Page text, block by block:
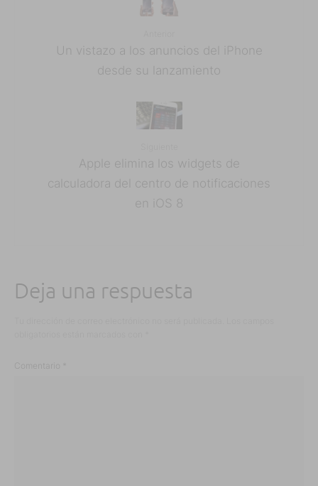
Un vistazo a los anuncios del iPhone
desde su lanzamiento
Apple elimina los widgets de
calculadora del centro de notificaciones
en iOS 8
Deja una respuesta
Comentario